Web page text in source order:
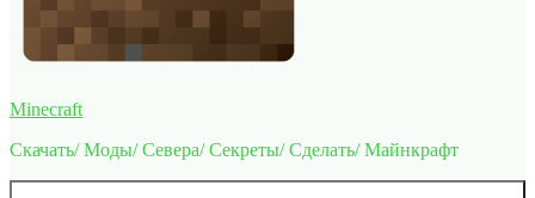
Minecraft
Скачать/ Моды/ Севера/ Секреты/ Сделать/ Майнкрафт